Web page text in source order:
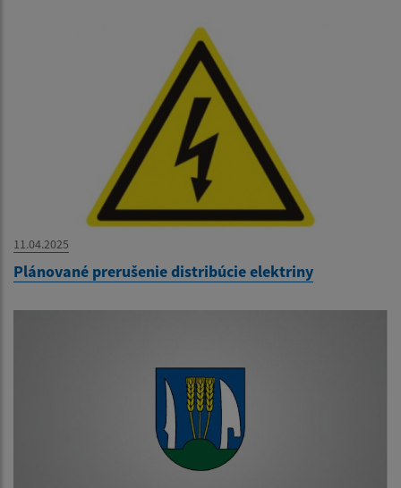
11.04.2025
Plánované prerušenie distribúcie elektriny